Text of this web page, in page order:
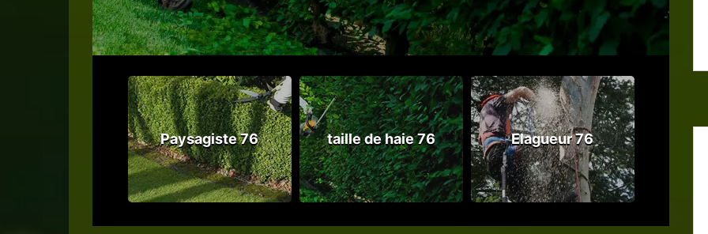
Paysagiste 76 taille de haie 76 Elagueur 76